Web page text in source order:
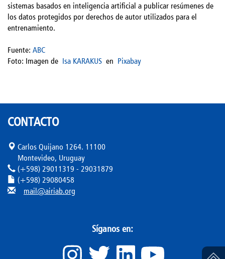
sistemas basados en inteligencia artificial a publicar resúmenes de
los datos protegidos por derechos de autor utilizados para el
entrenamiento.
Fuente: ABC
Foto: Imagen de Isa KARAKUS en Pixabay
CONTACTO
Carlos Quijano 1264. 11100
Montevideo, Uruguay
(+598) 29011319 - 29031879
(+598) 29080458
mail@airiab.org
Síganos en: